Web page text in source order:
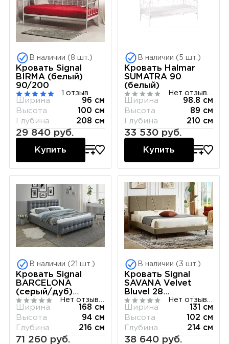
В наличии (8 шт.)
Кровать Signal
BIRMA (белый)
90/200
1 отзыв
Ширина
96 см
Высота
100 см
Глубина
208 см
29 840 руб.
Купить
В наличии (5 шт.)
Кровать Halmar
SUMATRA 90
(белый)
Нет отзывов
Ширина
98.8 см
Высота
89 см
Глубина
210 см
33 530 руб.
Купить
В наличии (21 шт.)
Кровать Signal
BARCELONA
(серый/дуб)
160/200
Ширина
168 см
Высота
94 см
Глубина
216 см
71 260 руб.
В наличии (3 шт.)
Кровать Signal
SAVANA Velvet
Bluvel 28
(бежевый) 120/200
Ширина
131 см
Высота
102 см
Глубина
214 см
38 640 руб.